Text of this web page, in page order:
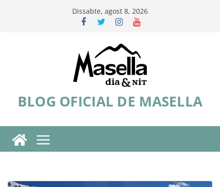
Dissabte, agost 8, 2026
BLOG OFICIAL DE MASELLA